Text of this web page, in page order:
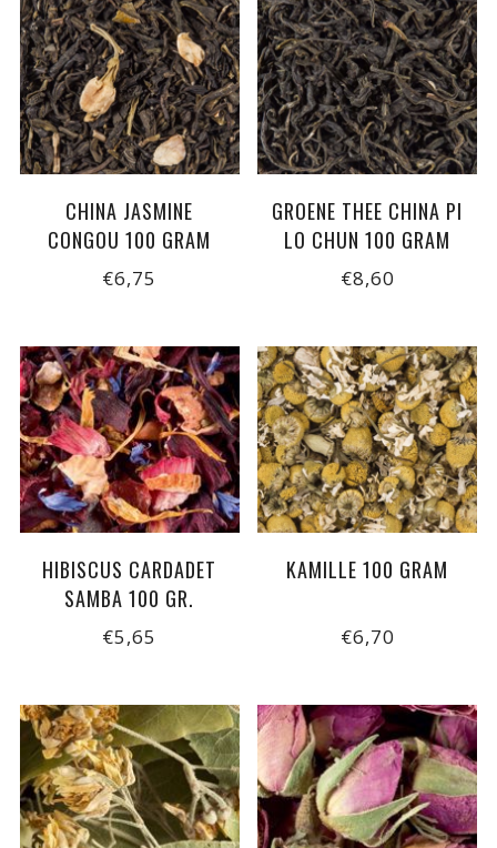
CHINA JASMINE
CONGOU 100 GRAM
€6,75
GROENE THEE CHINA PI
LO CHUN 100 GRAM
€8,60
HIBISCUS CARDADET
SAMBA 100 GR.
€5,65
KAMILLE 100 GRAM
€6,70